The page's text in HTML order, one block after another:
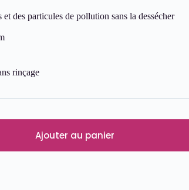
des particules de pollution sans la dessécher
rinçage
Ajouter au panier